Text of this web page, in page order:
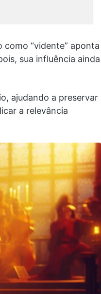
como “vidente” aponta
sua influência ainda
ajudando a preservar
a relevância